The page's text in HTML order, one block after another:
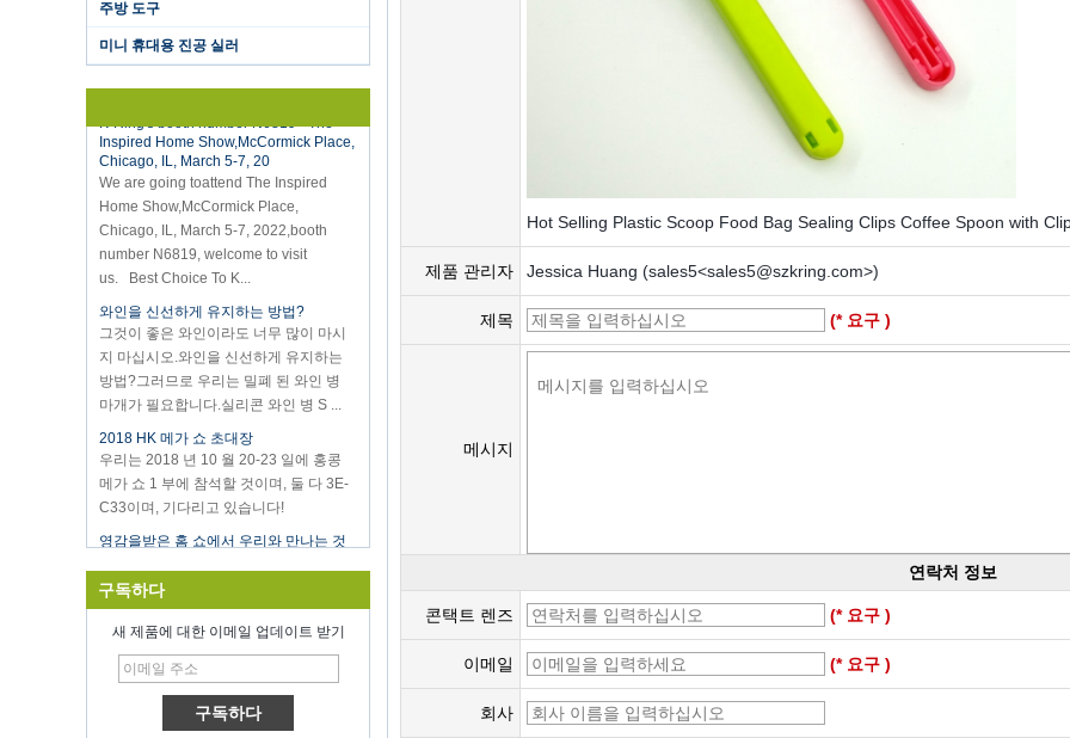
주방 도구
미니 휴대용 진공 실러
sealer, we have two versions, updated
version with theautomatically vacuum
sensor...
Chicago, IL, March 5-7, 20
We are going toattend The Inspired
Home Show,McCormick Place,
Chicago, IL, March 5-7, 2022,booth
number N6819, welcome to visit
us. Best Choice To K...
그것이 좋은 와인이라도 너무 많이 마시
지 마십시오.와인을 신선하게 유지하는
방법?그러므로 우리는 밀폐 된 와인 병
마개가 필요합니다.실리콘 와인 병 S ...
2018 HK 메가 쇼 초대장
우리는 2018 년 10 월 20-23 일에 홍콩
메가 쇼 1 부에 참석할 것이며, 둘 다 3E-
C33이며, 기다리고 있습니다!
영감을받은 홈 쇼에서 우리와 만나는 것
을 환영합니다, McCormick Place
새해 전체에 걸쳐 당신의 일에 행운을 빈
다
심천 Kring은 8 온료에 다시 열립니
다.2022. 더 많은 Bussiness 정보를 보려
면 Wendy에 문의하십시오.전자 메일
: sales5@kring.com 전화 / Whatsapp
구독하다
새 제품에 대한 이메일 업데이트 받기
Hot Selling Plastic Scoop Food Bag Sealing Clips Coffee Spoon with
제품 관리자 Jessica Huang (sales5<sales5@szkring.com>)
제목 (* 요구 )
메시지
연락처 정보
콘택트 렌즈 (* 요구 )
이메일 (* 요구 )
회사